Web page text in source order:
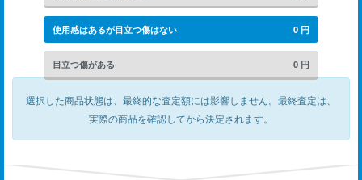
使用感はあるが目立つ傷はない 0 円
目立つ傷がある 0 円
選択した商品状態は、最終的な査定額には影響しません。 最終査定は、
実際の商品を確認してから決定されます。